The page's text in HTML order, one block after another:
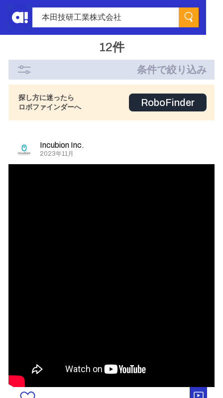
12件
条件で絞り込み
探し方に迷ったら
ロボファインダーへ
RoboFinder
Incubion Inc.
2023年11月